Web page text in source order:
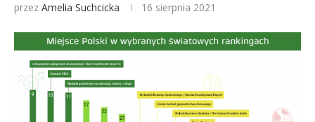
przez Amelia Suchcicka 16 sierpnia 2021